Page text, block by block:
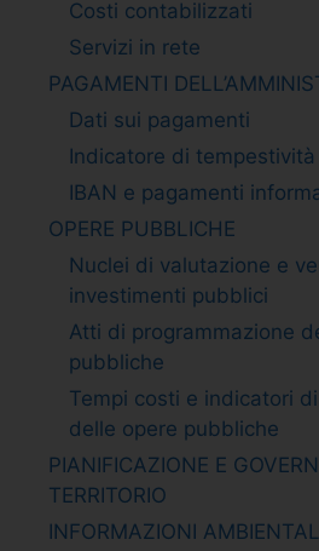
Costi contabilizzati
Servizi in rete
PAGAMENTI
Dati sui pagamenti
Indicatore di
IBAN e pagamenti
OPERE PUBBLICHE
Nuclei di valutazione e
investimenti pubblici
Atti di programmazione
pubbliche
Tempi costi e indicatori
delle opere pubbliche
PIANIFICAZIONE E
TERRITORIO
INFORMAZIONI